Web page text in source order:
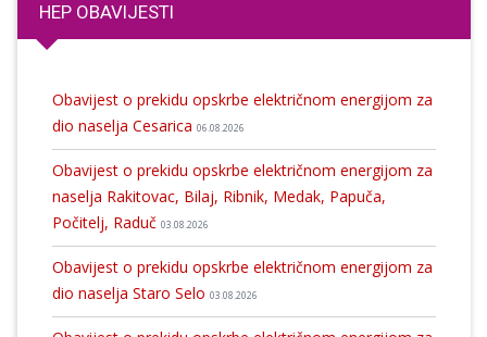
HEP OBAVIJESTI
Obavijest o prekidu opskrbe električnom energijom za
dio naselja Cesarica 06.08.2026
Obavijest o prekidu opskrbe električnom energijom za
naselja Rakitovac, Bilaj, Ribnik, Medak, Papuča,
Počitelj, Raduč 03.08.2026
Obavijest o prekidu opskrbe električnom energijom za
dio naselja Staro Selo 03.08.2026